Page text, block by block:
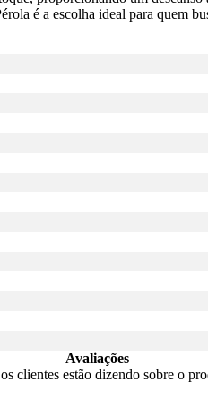
é a escolha ideal para quem
Avaliações
clientes estão dizendo sobre o